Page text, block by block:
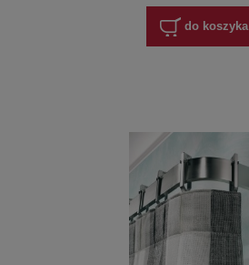
do koszyka